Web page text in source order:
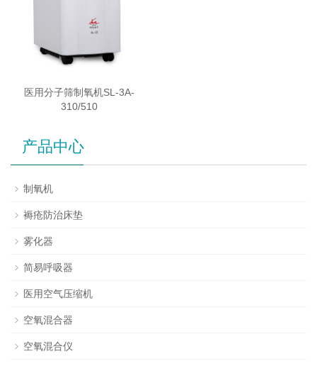
医用分子筛制氧机SL-3A-
310/510
产品中心
制氧机
褥疮防治床垫
雾化器
简易呼吸器
医用空气压缩机
空氧混合器
空氧混合仪